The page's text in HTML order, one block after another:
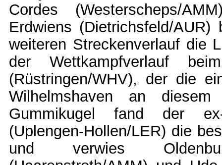
Cordes (Westerscheps/
Erdwiens (Dietrichsfeld/
weiteren Streckenverlauf die
der Wettkampfverlauf
(Rüstringen/WHV), der die
Wilhelmshaven an
Gummikugel fand der ex-
(Uplengen-Hollen/LER) die
und verwies